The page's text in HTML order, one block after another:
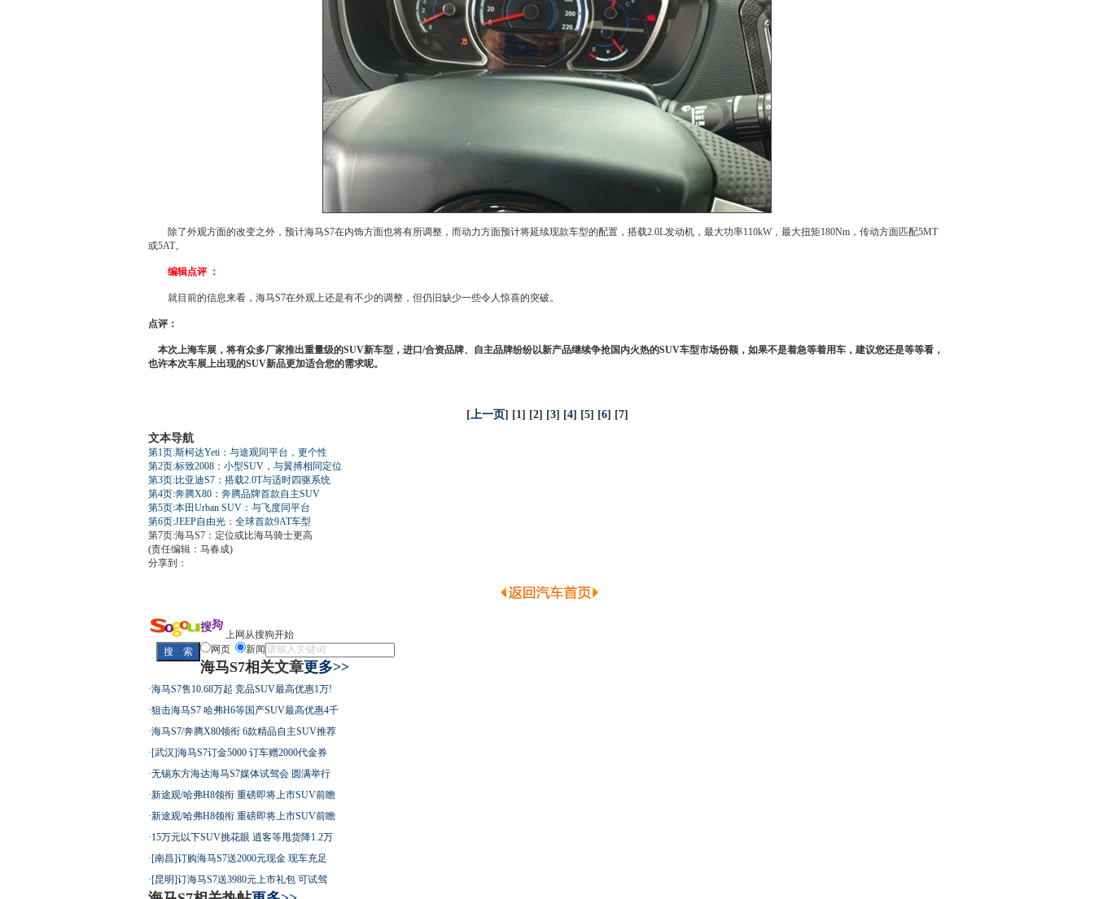
除了外观方面的改变之外，预计海马S7在内饰方面也将有所调整，而动力方面预计将延续现款车型的配置，搭载2.0L发动机 ， 最大功率110kW， 最大扭矩180Nm，传动方面匹配5MT
或5AT。
编辑点评 ：
就目前的信息来看， 海马S7在外观上还是有不少的调整，但仍旧缺少一些令人惊喜的突破。
点评：
本次上海车展，将有众多厂家推出重量级的SUV新车型，进口/合资品牌、自主品牌纷纷以新产品继续争抢国内火热的SUV车型市场份额，如果不是着急等着用车，建议您还是等等看，
也许本次车展上出现的SUV新品更加适合您的需求呢。
[上一页] [1] [2] [3] [4] [5] [6] [7]
文本导航
第1页:斯柯达Yeti：与途观同平台，更个性
第2页:标致2008：小型SUV，与翼搏相同定位
第3页:比亚迪S7：搭载2.0T与适时四驱系统
第4页:奔腾X80：奔腾品牌首款自主SUV
第5页:本田Urban SUV：与飞度同平台
第6页:JEEP自由光：全球首款9AT车型
第7页:海马S7：定位或比海马骑士更高
(责任编辑：马春成)
分享到：
上网从搜狗开始
网页
新闻
海马S7相关文章更多>>
·海马S7售10.68万起 竞品SUV最高优惠1万!
·狙击海马S7 哈弗H6等国产SUV最高优惠4千
·海马S7/奔腾X80领衔 6款精品自主SUV推荐
·[武汉]海马S7订金5000 订车赠2000代金券
·无锡东方海达海马S7媒体试驾会 圆满举行
·新途观/哈弗H8领衔 重磅即将上市SUV前瞻
·新途观/哈弗H8领衔 重磅即将上市SUV前瞻
·15万元以下SUV挑花眼 逍客等甩货降1.2万
·[南昌]订购海马S7送2000元现金 现车充足
·[昆明]订海马S7送3980元上市礼包 可试驾